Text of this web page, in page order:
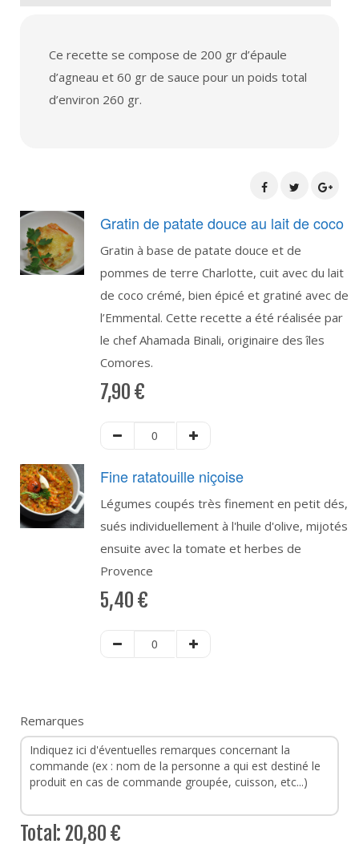
Ce recette se compose de 200 gr d’épaule
d’agneau et 60 gr de sauce pour un poids total
d’environ 260 gr.
Gratin de patate douce au lait de coco
Gratin à base de patate douce et de
pommes de terre Charlotte, cuit avec du lait
de coco crémé, bien épicé et gratiné avec de
l’Emmental. Cette recette a été réalisée par
le chef Ahamada Binali, originaire des îles
Comores.
7,90 €
Fine ratatouille niçoise
Légumes coupés très finement en petit dés,
sués individuellement à l'huile d'olive, mijotés
ensuite avec la tomate et herbes de
Provence
5,40 €
Remarques
Total: 20,80 €